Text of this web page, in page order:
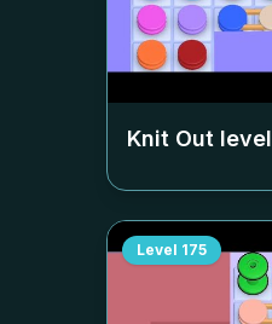
Knit Out level
Level 175